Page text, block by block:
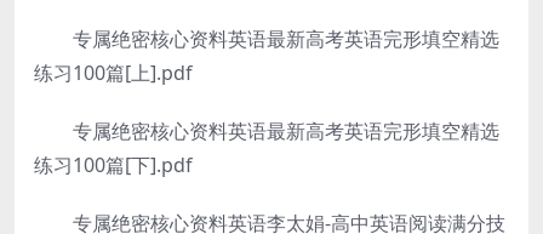
专属绝密核心资料英语最新高考英语完形填空精选
练习100篇[上].pdf
专属绝密核心资料英语最新高考英语完形填空精选
练习100篇[下].pdf
专属绝密核心资料英语李太娟-高中英语阅读满分技